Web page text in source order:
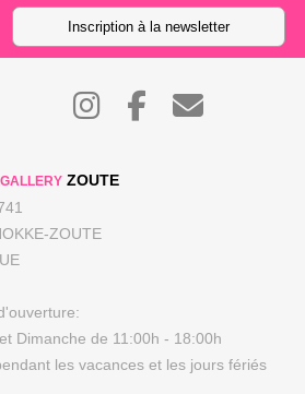
Inscription à la newsletter
ZOUTE
ZOUTE
Dimanche de 11:00h - 18:00h
les vacances et les jours fériés